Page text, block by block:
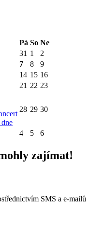
Pá So Ne
31 1
2
7 8
9
14 15 16
21 22 23
28 29 30
4 5 6
zajímat!
SMS a e-mailů